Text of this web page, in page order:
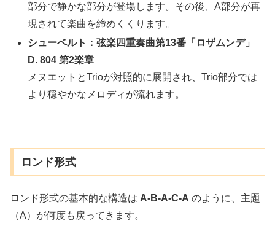
部分で静かな部分が登場します。その後、A部分が再
現されて楽曲を締めくくります。
シューベルト：弦楽四重奏曲第13番「ロザムンデ」
D. 804 第2楽章
メヌエットとTrioが対照的に展開され、Trio部分では
より穏やかなメロディが流れます。
ロンド形式
ロンド形式の基本的な構造は A-B-A-C-A のように、主題
（A）が何度も戻ってきます。